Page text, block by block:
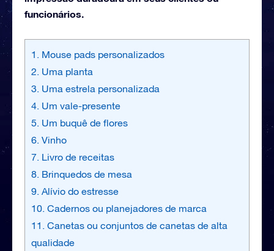
funcionários.
1. Mouse pads personalizados
2. Uma planta
3. Uma estrela personalizada
4. Um vale-presente
5. Um buquê de flores
6. Vinho
7. Livro de receitas
8. Brinquedos de mesa
9. Alívio do estresse
10. Cadernos ou planejadores de marca
11. Canetas ou conjuntos de canetas de alta
qualidade